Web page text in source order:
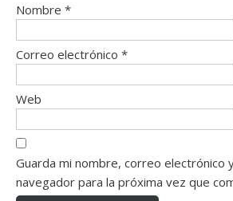
Nombre *
Correo electrónico *
Web
Guarda mi nombre, correo electrónico
navegador para la próxima vez que